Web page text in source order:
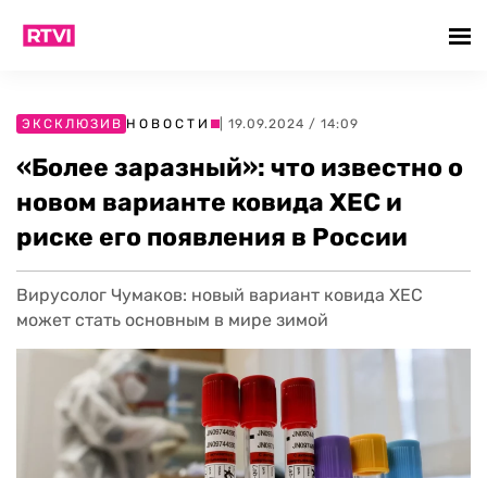
ЭКСКЛЮЗИВ НОВОСТИ | 19.09.2024 / 14:09
«Более заразный»: что известно о
новом варианте ковида XEC и
риске его появления в России
Вирусолог Чумаков: новый вариант ковида XEC
может стать основным в мире зимой